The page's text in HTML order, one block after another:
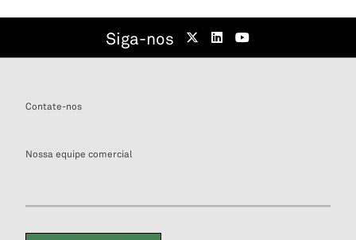
Siga-nos
Contate-nos
Nossa equipe comercial